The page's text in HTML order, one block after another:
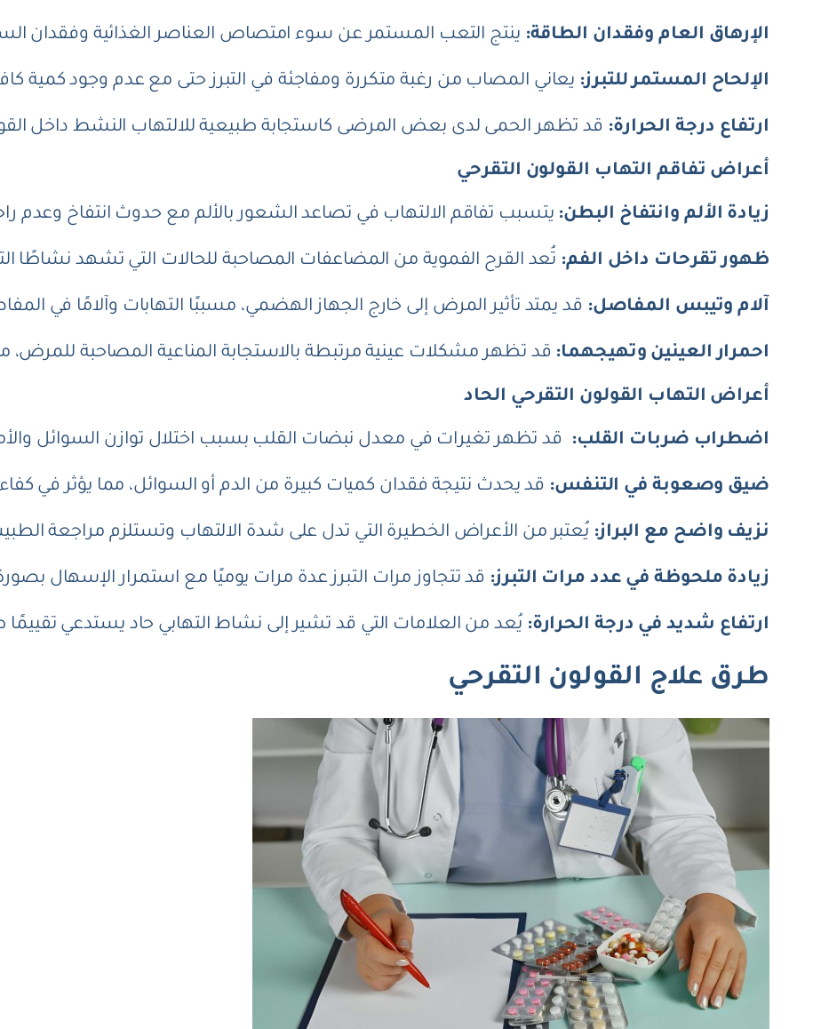
الإرهاق العام وفقدان الطاقة: ينتج التعب المستمر عن سوء امتصاص العناصر الغذائية وفقدان
الإلحاح المستمر للتبرز: يعاني المصاب من رغبة متكررة ومفاجئة في التبرز حتى مع عدم وجود كمية
ارتفاع درجة الحرارة: قد تظهر الحمى لدى بعض المرضى كاستجابة طبيعية للالتهاب النشط داخل
أعراض تفاقم التهاب القولون التقرحي
زيادة الألم وانتفاخ البطن: يتسبب تفاقم الالتهاب في تصاعد الشعور بالألم مع حدوث انتفاخ وعدم
ظهور تقرحات داخل الفم: تُعد القرح الفموية من المضاعفات المصاحبة للحالات التي تشهد نشاطًا
آلام وتيبس المفاصل: قد يمتد تأثير المرض إلى خارج الجهاز الهضمي، مسببًا التهابات وآلامًا في
احمرار العينين وتهيجهما: قد تظهر مشكلات عينية مرتبطة بالاستجابة المناعية المصاحبة للمرض،
أعراض التهاب القولون التقرحي الحاد
اضطراب ضربات القلب: قد تظهر تغيرات في معدل نبضات القلب بسبب اختلال توازن السوائل
ضيق وصعوبة في التنفس: قد يحدث نتيجة فقدان كميات كبيرة من الدم أو السوائل، مما يؤثر في
نزيف واضح مع البراز: يُعتبر من الأعراض الخطيرة التي تدل على شدة الالتهاب وتستلزم مراجعة
زيادة ملحوظة في عدد مرات التبرز: قد تتجاوز مرات التبرز عدة مرات يوميًا مع استمرار الإسهال
ارتفاع شديد في درجة الحرارة: يُعد من العلامات التي قد تشير إلى نشاط التهابي حاد يستدعي تقييمًا
طرق علاج القولون التقرحي